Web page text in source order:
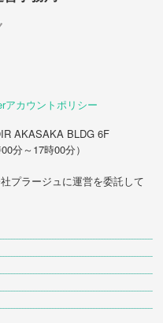
アカウントポリシー
AKASAKA BLDG 6F
分～17時00分）
プラージュに運営を委託して